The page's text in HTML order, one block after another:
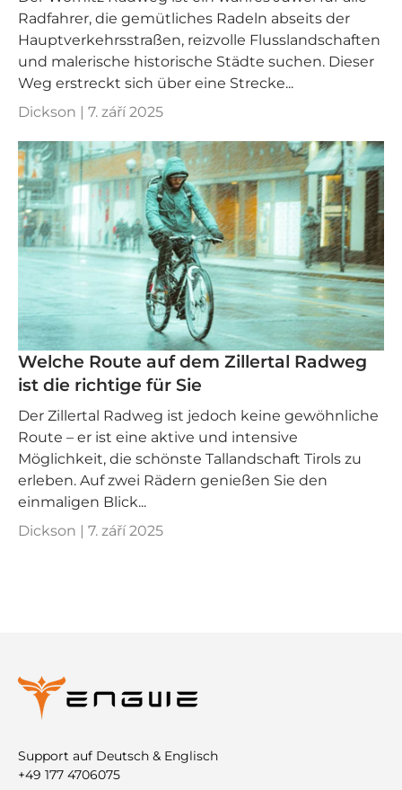
Radfahrer, die gemütliches Radeln abseits der
Hauptverkehrsstraßen, reizvolle Flusslandschaften
und malerische historische Städte suchen. Dieser
Weg erstreckt sich über eine Strecke...
Dickson | 7. září 2025
Welche Route auf dem Zillertal Radweg
ist die richtige für Sie
Der Zillertal Radweg ist jedoch keine gewöhnliche
Route – er ist eine aktive und intensive
Möglichkeit, die schönste Tallandschaft Tirols zu
erleben. Auf zwei Rädern genießen Sie den
einmaligen Blick...
Dickson | 7. září 2025
Support auf Deutsch & Englisch
+49 177 4706075